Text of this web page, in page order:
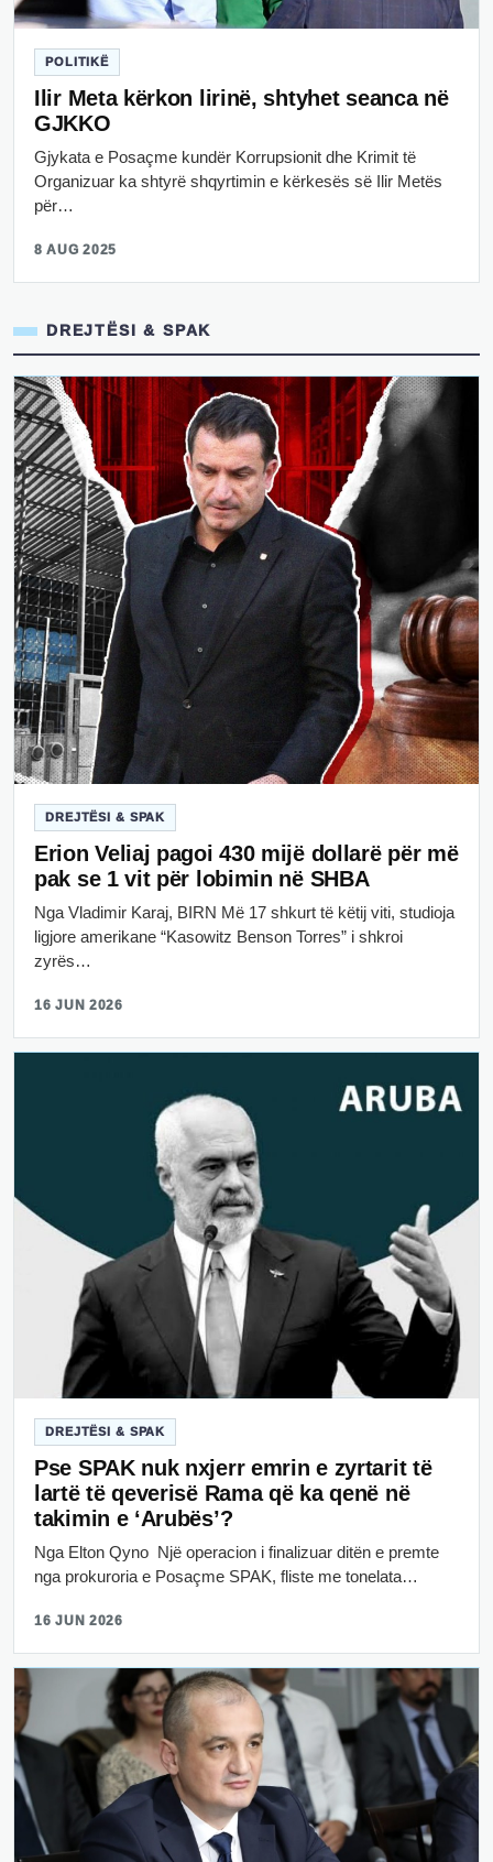
POLITIKË
Ilir Meta kërkon lirinë, shtyhet seanca në
GJKKO
Gjykata e Posaçme kundër Korrupsionit dhe Krimit të
Organizuar ka shtyrë shqyrtimin e kërkesës së Ilir Metës
për…
8 AUG 2025
DREJTËSI & SPAK
DREJTËSI & SPAK
Erion Veliaj pagoi 430 mijë dollarë për më
pak se 1 vit për lobimin në SHBA
Nga Vladimir Karaj, BIRN Më 17 shkurt të këtij viti, studioja
ligjore amerikane “Kasowitz Benson Torres” i shkroi
zyrës…
16 JUN 2026
DREJTËSI & SPAK
Pse SPAK nuk nxjerr emrin e zyrtarit të
lartë të qeverisë Rama që ka qenë në
takimin e ‘Arubës’?
Nga Elton Qyno Një operacion i finalizuar ditën e premte
nga prokuroria e Posaçme SPAK, fliste me tonelata…
16 JUN 2026